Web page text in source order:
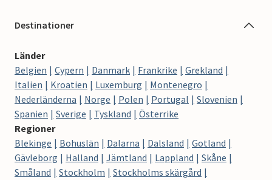
Destinationer
Länder
Belgien
Cypern Danmark Frankrike
Grekland
Italien
Kroatien Luxemburg
Montenegro
Nederländerna
Norge Polen Portugal
Slovenien
Spanien
Sverige Tyskland
Österrike
Regioner
Blekinge
Bohuslän Dalarna Dalsland
Gotland
Gävleborg
Halland Jämtland Lappland
Skåne
Småland
Stockholm
Stockholms skärgård